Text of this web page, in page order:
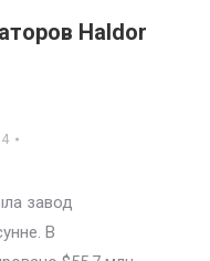
Haldor
завод
В